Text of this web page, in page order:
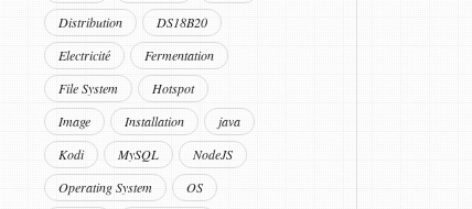
Distribution
DS18B20
Electricité
Fermentation
File System
Hotspot
Image
Installation
java
Kodi
MySQL
NodeJS
Operating System
OS